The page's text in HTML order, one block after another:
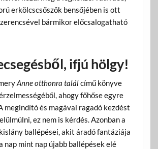
erkölcscsőszök bensőjében is ott
bármikor előcsalogatható
ifjú hölgy!
Anne otthonra találcímű könyve
ahogy főhőse egyre
megindító és magával ragadó kezdést
ez nem is kérdés. Azonban a
ballépései, akit áradó fantáziája
nap mint nap újabb ballépések elé